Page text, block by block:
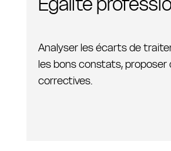
Analyser les écarts de
les bons constats, proposer
correctives.